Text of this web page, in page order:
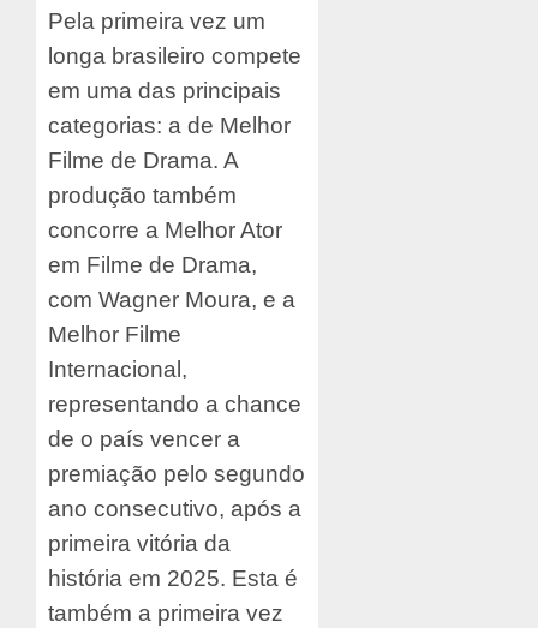
Pela primeira vez um
longa brasileiro compete
em uma das principais
categorias: a de Melhor
Filme de Drama. A
produção também
concorre a Melhor Ator
em Filme de Drama,
com Wagner Moura, e a
Melhor Filme
Internacional,
representando a chance
de o país vencer a
premiação pelo segundo
ano consecutivo, após a
primeira vitória da
história em 2025. Esta é
também a primeira vez